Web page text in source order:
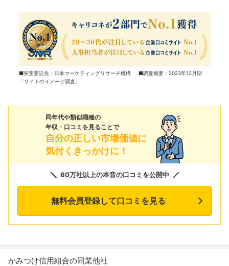
■実査委託先：日本マーケティングリサーチ機構 ■調査概要：2023年12月期
「サイトのイメージ調査」
同年代や類似職種の
年収・口コミを見ることで
自分の正しい市場価値に
気付くきっかけに！
60万社以上の本音の口コミを公開中
無料会員登録して口コミを見る
かみつけ信用組合の同業他社